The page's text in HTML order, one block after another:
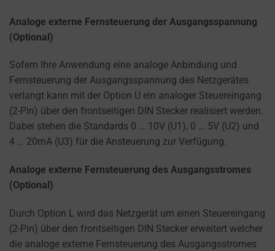
Analoge externe Fernsteuerung der Ausgangsspannung
(Optional)
Sofern Ihre Anwendung eine analoge Anbindung und
Fernsteuerung der Ausgangsspannung des Netzgerätes
verlangt kann mit der Option U ein analoger Steuereingang
(2-Pin) über den frontseitigen DIN Stecker realisiert werden.
Dabei stehen die Standards 0 … 10V (U1), 0 … 5V (U2) und
4 … 20mA (U3) für die Ansteuerung zur Verfügung.
Analoge externe Fernsteuerung des Ausgangsstromes
(Optional)
Durch Option L wird das Netzgerät um einen Steuereingang
(2-Pin) über den frontseitigen DIN Stecker erweitert welcher
die analoge externe Fernsteuerung des Ausgangsstromes